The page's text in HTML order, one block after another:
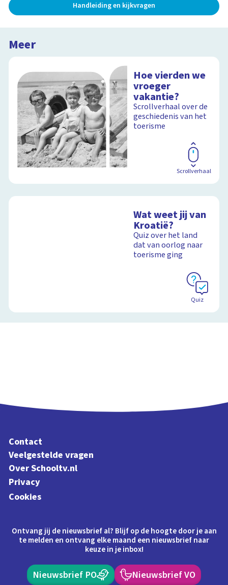
Handleiding en kijkvragen
Meer
Hoe vierden we
vroeger
vakantie?
Scrollverhaal over de
geschiedenis van het
toerisme
Scrollverhaal
Wat weet jij van
Kroatië?
Quiz over het land
dat van oorlog naar
toerisme ging
Quiz
Contact
Veelgestelde vragen
Over Schooltv.nl
Privacy
Cookies
Ontvang jij de nieuwsbrief al? Blijf op de hoogte door je aan
te melden en ontvang elke maand een nieuwsbrief naar
keuze in je inbox!
Nieuwsbrief PO Nieuwsbrief VO